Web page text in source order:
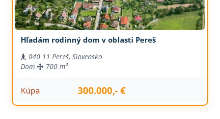
Hľadám rodinný dom v oblasti Pereš
040 11 Pereš, Slovensko
Dom
700 m²
Kúpa 300.000,- €